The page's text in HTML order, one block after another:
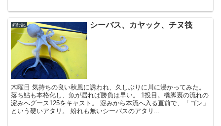
釣行記 シーバス、カヤック、チヌ筏
木曜日 気持ちの良い秋風に誘われ、久しぶりに川に浸かってみた。
落ち鮎も本格化し、魚が居れば勝負は早い。 1投目。橋脚裏の流れの
淀みへグース125をキャスト。 淀みから本流へ入る直前で、「ゴン」
という硬いアタリ。 紛れも無いシーバスのアタリ...